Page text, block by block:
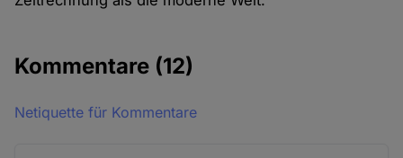
Kommentare (12)
Netiquette für Kommentare